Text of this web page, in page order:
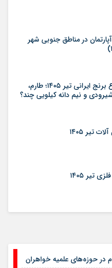
در مناطق جنوبی شهر
قیمت جدید انواع برنج ایرانی تیر ۱۴۰۵؛ طارم،
و نیم دانه کیلویی چند؟
تیر ۱۴۰۵
۱۴۰۵
در حوزه‌های علمیه خواهران